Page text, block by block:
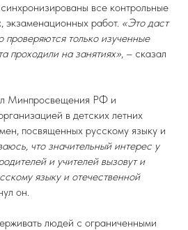
все контрольные
экзаменационных работ. «Это даст
проверяются только изученные
проходили на занятиях», – сказал
Минпросвещения РФ и
в детских летних
посвященных русскому языку и
что значительный интерес у
и учителей вызовут и
языку и отечественной
он.
людей с ограниченными